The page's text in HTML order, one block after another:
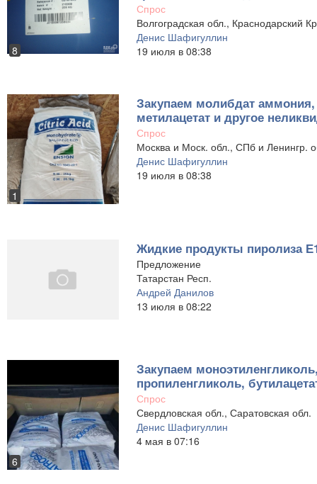
8
Спрос
Волгоградская обл., Краснодарский
Денис Шафигуллин
19 июля в 08:38
1
Закупаем молибдат
метилацетат и другое
Спрос
Москва и Моск. обл., СПб и Ленингр.
Денис Шафигуллин
19 июля в 08:38
Жидкие продукты пиролиза
Предложение
Татарстан Респ.
Андрей Данилов
13 июля в 08:22
6
Закупаем
пропиленгликоль,
Спрос
Свердловская обл., Саратовская обл.
Денис Шафигуллин
4 мая в 07:16